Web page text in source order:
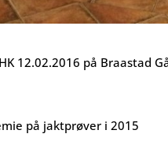
12.02.2016 på Braastad
på jaktprøver i 2015